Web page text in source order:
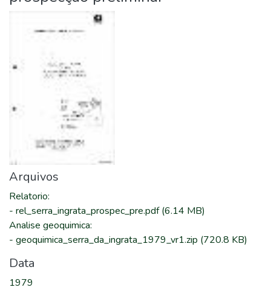
Arquivos
Relatorio:
- rel_serra_ingrata_prospec_pre.pdf(6.14 MB)
Analise geoquimica:
- geoquimica_serra_da_ingrata_1979_vr1.zip (720.8 KB)
Data
1979